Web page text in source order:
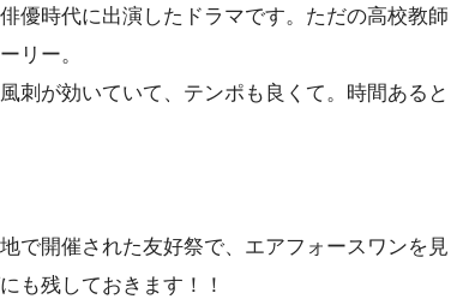
優時代に出演したドラマです。ただの高校教師
リー。
刺が効いていて、テンポも良くて。時間あると
で開催された友好祭で、エアフォースワンを見
も残しておきます！！